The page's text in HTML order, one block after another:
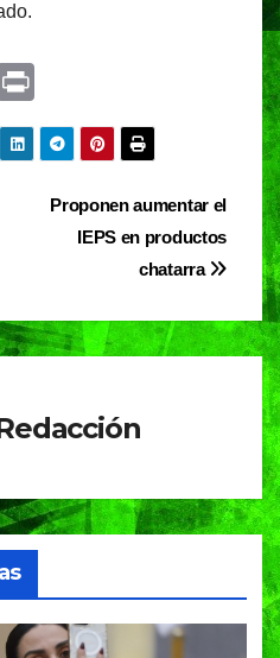
T
in
t
Proponen aumentar el
IEPS en productos
chatarra